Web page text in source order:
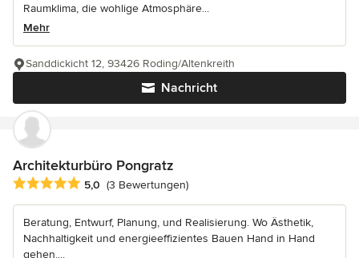
Raumklima, die wohlige Atmosphäre...
Mehr
Nachricht
Sanddickicht 12, 93426 Roding/Altenkreith
Architekturbüro Pongratz
Durchschnittliche Bewertung: 5 von 5 Sternen
5,0 (3 Bewertungen)
Beratung, Entwurf, Planung, und Realisierung. Wo Ästhetik,
Nachhaltigkeit und energieeffizientes Bauen Hand in Hand
gehen....